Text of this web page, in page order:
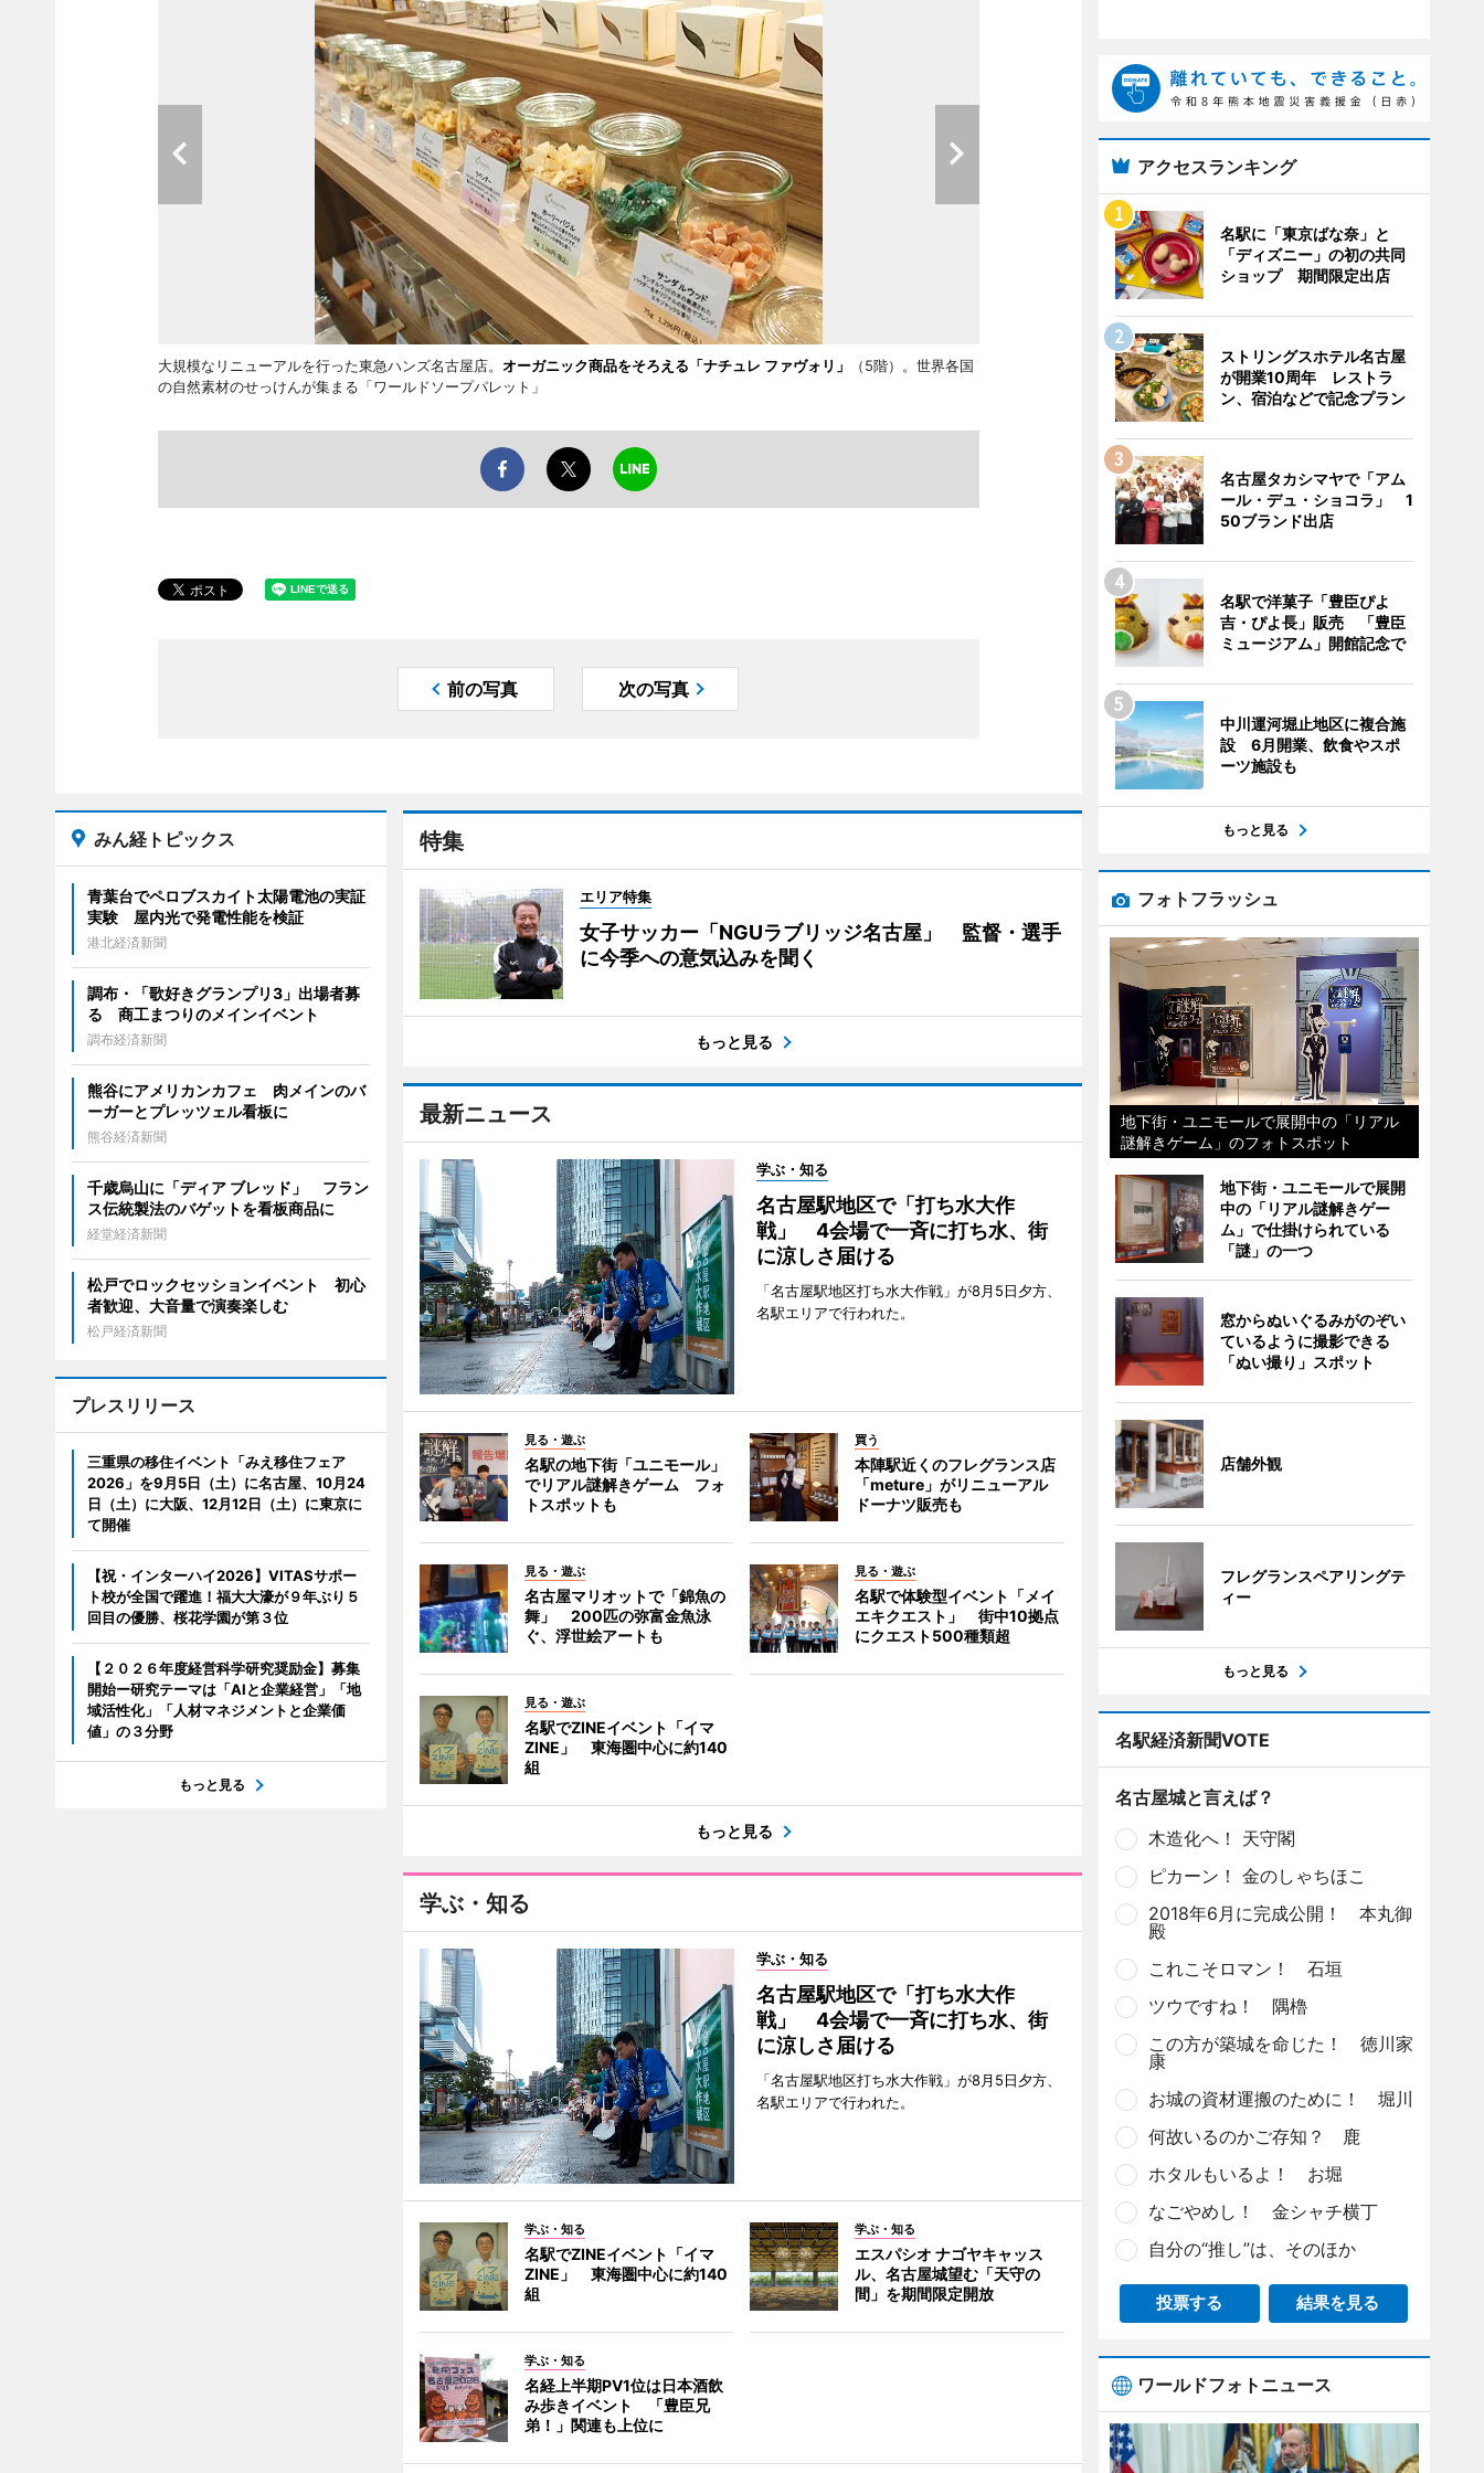
大規模なリニューアルを行った東急ハンズ名古屋店。 オーガニック商品をそろえる「ナチュレ ファヴォリ」
（5階）。世界各国
の自然素材のせっけんが集まる「ワールドソープパレット」
前の写真 次の写真
特集
エリア特集
女子サッカー「NGUラブリッジ名古屋」 監督・選手
に今季への意気込みを聞く
もっと見る
最新ニュース
学ぶ・知る
名古屋駅地区で「打ち水大作
戦」 4会場で一斉に打ち水、街
に涼しさ届ける
「名古屋駅地区打ち水大作戦」が8月5日夕方、
名駅エリアで行われた。
見る・遊ぶ
名駅の地下街「ユニモール」
でリアル謎解きゲーム フォ
トスポットも
買う
本陣駅近くのフレグランス店
「meture」がリニューアル
ドーナツ販売も
見る・遊ぶ
名古屋マリオットで「錦魚の
舞」 200匹の弥富金魚泳
ぐ、浮世絵アートも
見る・遊ぶ
名駅で体験型イベント「メイ
エキクエスト」 街中10拠点
にクエスト500種類超
見る・遊ぶ
名駅でZINEイベント「イマ
ZINE」 東海圏中心に約140
組
もっと見る
学ぶ・知る
学ぶ・知る
名古屋駅地区で「打ち水大作
戦」 4会場で一斉に打ち水、街
に涼しさ届ける
「名古屋駅地区打ち水大作戦」が8月5日夕方、
名駅エリアで行われた。
学ぶ・知る
名駅でZINEイベント「イマ
ZINE」 東海圏中心に約140
組
学ぶ・知る
エスパシオ ナゴヤキャッス
ル、名古屋城望む「天守の
間」を期間限定開放
学ぶ・知る
名経上半期PV1位は日本酒飲
み歩きイベント 「豊臣兄
弟！」関連も上位に
みん経トピックス
青葉台でペロブスカイト太陽電池の実証
実験 屋内光で発電性能を検証
港北経済新聞
調布・「歌好きグランプリ3」出場者募
る 商工まつりのメインイベント
調布経済新聞
熊谷にアメリカンカフェ 肉メインのバ
ーガーとプレッツェル看板に
熊谷経済新聞
千歳烏山に「ディア ブレッド」 フラン
ス伝統製法のバゲットを看板商品に
経堂経済新聞
松戸でロックセッションイベント 初心
者歓迎、大音量で演奏楽しむ
松戸経済新聞
プレスリリース
三重県の移住イベント「みえ移住フェア
2026」を9月5日（土）に名古屋、10月24
日（土）に大阪、12月12日（土）に東京に
て開催
【祝・インターハイ2026】VITASサポー
ト校が全国で躍進！福大大濠が９年ぶり５
回目の優勝、桜花学園が第３位
【２０２６年度経営科学研究奨励金】募集
開始ー研究テーマは「AIと企業経営」「地
域活性化」「人材マネジメントと企業価
値」の３分野
もっと見る
アクセスランキング
名駅に「東京ばな奈」と
「ディズニー」の初の共同
ショップ 期間限定出店
ストリングスホテル名古屋
が開業10周年 レストラ
ン、宿泊などで記念プラン
名古屋タカシマヤで「アム
ール・デュ・ショコラ」 1
50ブランド出店
名駅で洋菓子「豊臣ぴよ
吉・ぴよ長」販売 「豊臣
ミュージアム」開館記念で
中川運河堀止地区に複合施
設 6月開業、飲食やスポ
ーツ施設も
もっと見る
フォトフラッシュ
地下街・ユニモールで展開中の「リアル
謎解きゲーム」のフォトスポット
地下街・ユニモールで展開
中の「リアル謎解きゲー
ム」で仕掛けられている
「謎」の一つ
窓からぬいぐるみがのぞい
ているように撮影できる
「ぬい撮り」スポット
店舗外観
フレグランスペアリングテ
ィー
もっと見る
名駅経済新聞VOTE
名古屋城と言えば？
木造化へ！ 天守閣
ピカーン！ 金のしゃちほこ
2018年6月に完成公開！ 本丸御
殿
これこそロマン！ 石垣
ツウですね！ 隅櫓
この方が築城を命じた！ 徳川家
康
お城の資材運搬のために！ 堀川
何故いるのかご存知？ 鹿
ホタルもいるよ！ お堀
なごやめし！ 金シャチ横丁
自分の“推し”は、そのほか
投票する 結果を見る
ワールドフォトニュース